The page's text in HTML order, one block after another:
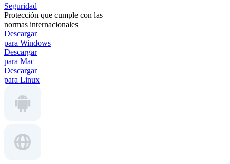
Seguridad
Protección que cumple con las
normas internacionales
Descargar
para Windows
Descargar
para Mac
Descargar
para Linux